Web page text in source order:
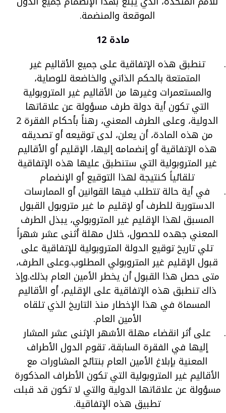
الموقعة والمنضمة.
مادة 12
تنطبق هذه الإتفاقية على جميع الأقاليم غير
المتمتعة بالحكم الذاتي والخاضعة للوصاية،
والمستعمرات وغيرها من الأقاليم غير المتروبولية
التي تكون أية دولة طرف مسؤولة عن علاقاتها
الدولية، وعلى الطرف المعني، رهناً بأحكام الفقرة 2
من هذه المادة، أن يعلن، لدى توقيعه أو تصديقه
هذه الإتفاقية أو إنضمامه إليها، الإقليم أو الأقاليم
غير المتروبولية التي ستنطبق عليها هذه الإتفاقية
تلقائياً كنتيجة لهذا التوقيع أو الإنضمام
في أية حالة تتطلب فيها القوانين أو الممارسات
الدستورية للطرف أو لإقليم ما غير متروبول القبول
المسبق لهذا الإقليم غير المتروبولي، يبذل الطرف
المعني جهده للحصول، خلال مهلة أثنى عشر شهراً
تلي تاريخ توقيع الدولة المتروبولية للإتفاقية على
قبول الإقليم غير المتروبولي المطلوب.وعلى الطرف،
متى حصل هذا القبول أن يخطر الأمين العام بذلك.وإذ
ذاك تنطبق هذه الإتفاقية على الإقليم، أو الأقاليم
المسماة في هذا الإخطار منذ التاريخ الذي تلقاه
الأمين العام.
على أثر انقضاء مهلة الأشهر الإثنى عشر المشار
إليها في الفقرة السابقة، تقوم الدول الأطراف
المعنية بإبلاغ الأمين العام بنتائج المشاورات مع
الأقاليم غير المتروبولية التي تكون الأطراف المذكورة
مسؤولة عن علاقاتها الدولية والتي لا تكون قد قبلت
تطبيق هذه الإتفاقية.